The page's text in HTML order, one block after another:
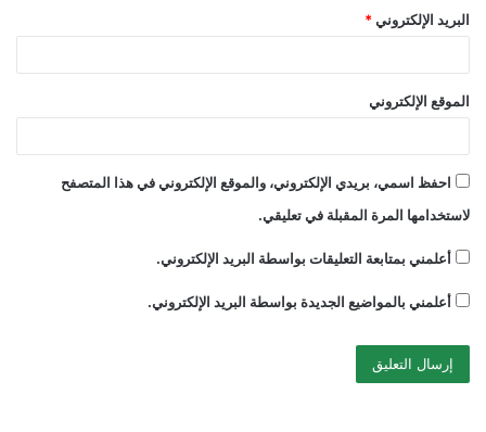
البريد الإلكتروني *
الموقع الإلكتروني
احفظ اسمي، بريدي الإلكتروني، والموقع الإلكتروني في هذا المتصفح
لاستخدامها المرة المقبلة في تعليقي.
أعلمني بمتابعة التعليقات بواسطة البريد الإلكتروني.
أعلمني بالمواضيع الجديدة بواسطة البريد الإلكتروني.